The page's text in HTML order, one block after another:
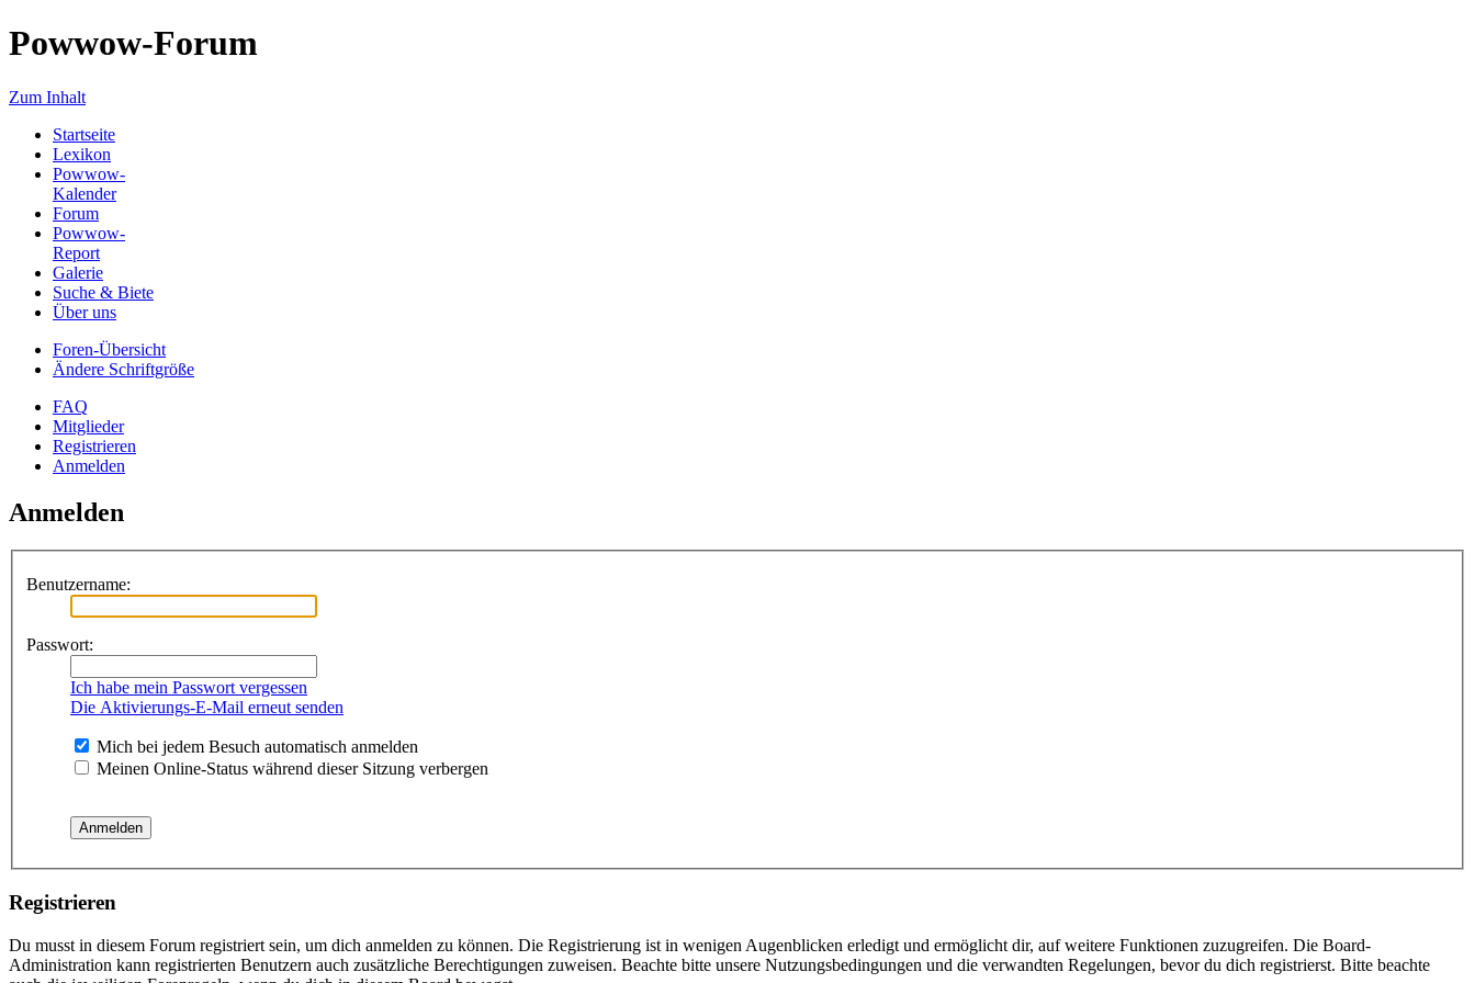
Powwow-Forum
Zum Inhalt
Startseite
Lexikon
Powwow-
Kalender
Forum
Powwow-
Report
Galerie
Suche & Biete
Über uns
Foren-Übersicht
Ändere Schriftgröße
FAQ
Mitglieder
Registrieren
Anmelden
Anmelden
Benutzername:
Passwort:
Ich habe mein Passwort vergessen
Die Aktivierungs-E-Mail erneut senden
Mich bei jedem Besuch automatisch anmelden
Meinen Online-Status während dieser Sitzung verbergen
Registrieren
Du musst in diesem Forum registriert sein, um dich anmelden zu können. Die Registrierung ist in wenigen Augenblicken erledigt und ermöglicht dir, auf weitere Funktionen zuzugreifen. Die Board-
Administration kann registrierten Benutzern auch zusätzliche Berechtigungen zuweisen. Beachte bitte unsere Nutzungsbedingungen und die verwandten Regelungen, bevor du dich registrierst. Bitte beachte